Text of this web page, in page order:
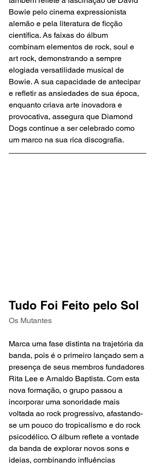
Bowie pelo cinema expressionista
alemão e pela literatura de ficção
científica. As faixas do álbum
combinam elementos de rock, soul e
art rock, demonstrando a sempre
elogiada versatilidade musical de
Bowie. A sua capacidade de antecipar
e refletir as ansiedades de sua época,
enquanto criava arte inovadora e
provocativa, assegura que Diamond
Dogs continue a ser celebrado como
um marco na sua rica discografia.
Tudo Foi Feito pelo Sol
Os Mutantes
Marca uma fase distinta na trajetória da
banda, pois é o primeiro lançado sem a
presença de seus membros fundadores
Rita Lee e Arnaldo Baptista. Com esta
nova formação, o grupo passou a
incorporar uma sonoridade mais
voltada ao rock progressivo, afastando-
se um pouco do tropicalismo e do rock
psicodélico. O álbum reflete a vontade
da banda de explorar novos sons e
ideias, combinando influências